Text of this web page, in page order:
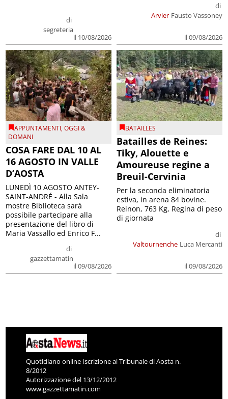
di
segreteria
il 10/08/2026
Arvier
di
Fausto Vassoney
il 09/08/2026
APPUNTAMENTI,OGGI &
DOMANI
COSA FARE DAL 10 AL
16 AGOSTO IN VALLE
D’AOSTA
di
gazzettamatin
il 09/08/2026
LUNEDÌ 10 AGOSTO ANTEY-
SAINT-ANDRÉ - Alla Sala
mostre Biblioteca sarà
possibile partecipare alla
presentazione del libro di
Maria Vassallo ed Enrico F...
BATAILLES
Batailles de Reines:
Tiky, Alouette e
Amoureuse regine a
Breuil-Cervinia
Valtournenche
di
Luca Mercanti
il 09/08/2026
Per la seconda eliminatoria
estiva, in arena 84 bovine.
Reinon, 763 Kg, Regina di peso
di giornata
Quotidiano online Iscrizione al Tribunale di Aosta n.
8/2012
Autorizzazione del 13/12/2012
www.gazzettamatin.com